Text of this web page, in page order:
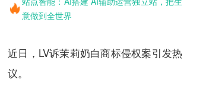
意做到全世界
近日，LV诉茉莉奶白商标侵权案引发热
议。